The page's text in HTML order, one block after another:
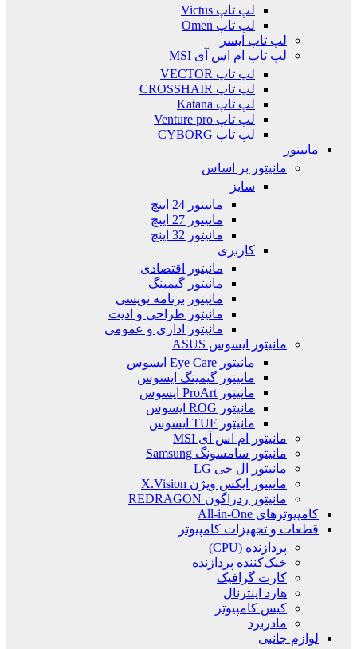
لپ تاپ Victus
لپ تاپ Omen
لپ تاپ ایسر
لپ تاپ ام اس آی MSI
لپ تاپ VECTOR
لپ تاپ CROSSHAIR
لپ تاپ Katana
لپ تاپ Venture pro
لپ تاپ CYBORG
مانیتور
مانیتور بر اساس
سایز
مانیتور 24 اینچ
مانیتور 27 اینچ
مانیتور 32 اینچ
کاربری
مانیتور اقتصادی
مانیتور گیمینگ
مانیتور برنامه نویسی
مانیتور طراحی و ادیت
مانیتور اداری و عمومی
مانیتور ایسوس ASUS
مانیتور Eye Care ایسوس
مانیتور گیمینگ ایسوس
مانیتور ProArt ایسوس
مانیتور ROG ایسوس
مانیتور TUF ایسوس
مانیتور ام اس آی MSI
مانیتور سامسونگ Samsung
مانیتور ال جی LG
مانیتور ایکس ویژن X.Vision
مانیتور ردراگون REDRAGON
کامپیوترهای All-in-One
قطعات و تجهیزات کامپیوتر
پردازنده (CPU)
خنک‌کننده پردازنده
کارت گرافیک
هارد اینترنال
کیس کامپیوتر
مادربرد
لوازم جانبی